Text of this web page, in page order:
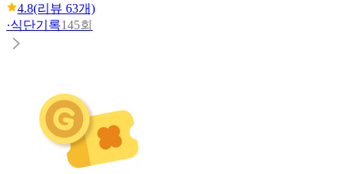
4.8(리뷰 63개)
·식단기록145회